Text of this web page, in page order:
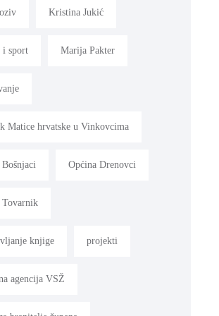
Kristina Jukić
i sport Marija Pakter
Matice hrvatske u Vinkovcima
Općina Drenovci
Tovarnik
knjige projekti
agencija VSŽ